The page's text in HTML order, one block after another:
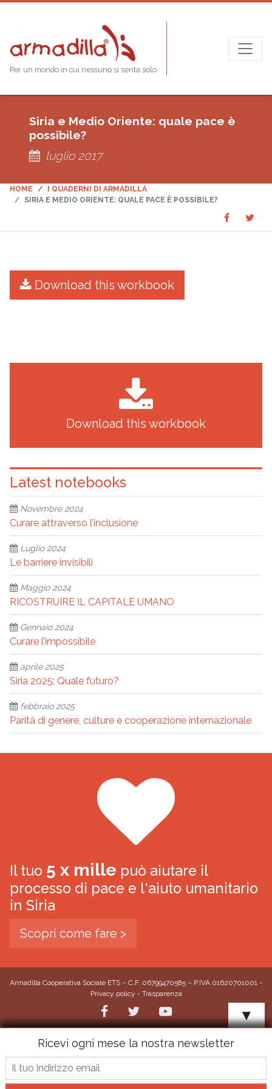
Per un mondo in cui nessuno si senta solo
Siria e Medio Oriente: quale pace è
possibile?
luglio 2017
HOME
I QUADERNI DI ARMADILLA
SIRIA E MEDIO ORIENTE: QUALE PACE È POSSIBILE?
Share
on
on
Download this workbook
Download this workbook
Latest notebooks
Novembre 2024
Curare attraverso l’inclusione
Luglio 2024
Le barriere invisibili
Maggio 2024
RICOSTRUIRE IL CAPITALE UMANO
Gennaio 2024
Curare l’impossibile
aprile 2025
Siria 2025: Quale futuro?
febbraio 2025
Parità di genere, culture e cooperazione internazionale
Il tuo 5 x mille può aiutare il
processo di pace e l'aiuto umanitario
in Siria
Scopri come fare >
Armadilla Cooperativa Sociale ETS – C.F. 06799470585 – P.IVA 01620701001 -
Privacy policy - Trasparenza
▼
Ricevi ogni mese la nostra newsletter